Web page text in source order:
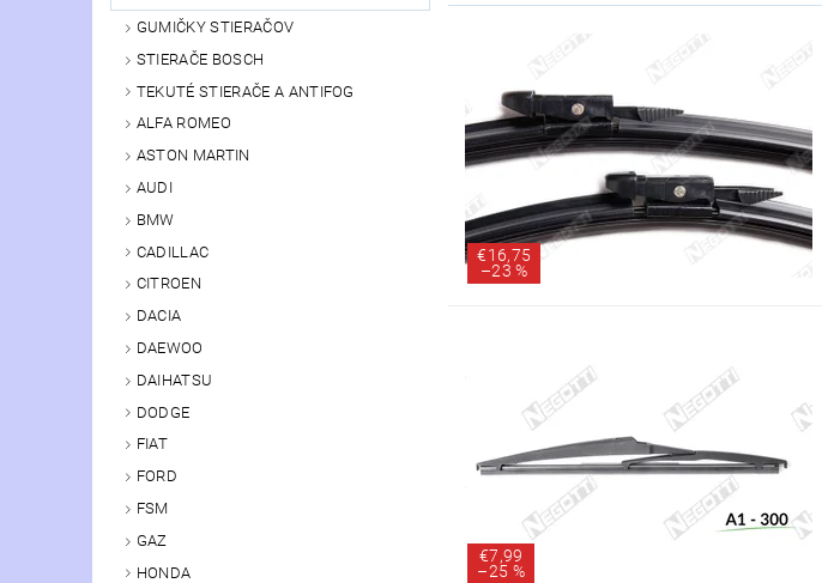
GUMIČKY STIERAČOV
STIERAČE BOSCH
TEKUTÉ STIERAČE A ANTIFOG
ALFA ROMEO
ASTON MARTIN
AUDI
BMW
CADILLAC
CITROEN
DACIA
DAEWOO
DAIHATSU
DODGE
FIAT
FORD
FSM
GAZ
HONDA
€16,75
–23 %
€7,99
–25 %